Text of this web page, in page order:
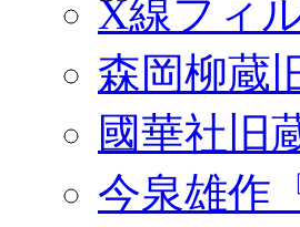
X線フィ
森岡柳蔵
國華社旧
今泉雄作